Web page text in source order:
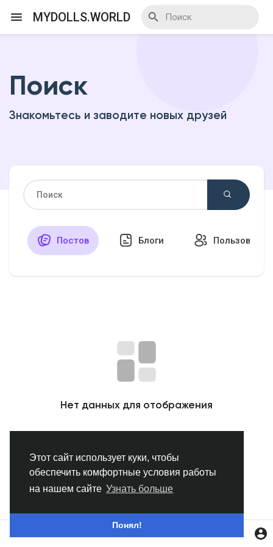
Этот сайт использует куки, чтобы
обеспечить комфортные условия работы
на нашем сайте Узнать больше
Понял!
MYDOLLS.WORLD
Я организатор
Смотреть Базар
Популярные посты
Найти сообщения
Поиск
Знакомьтесь и заводите новых друзей
Постов Блоги
Нет данных для отображения